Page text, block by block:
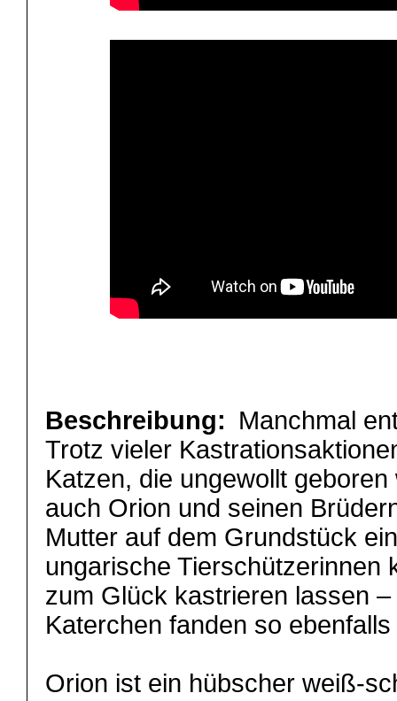
Beschreibung: Manchmal
Trotz vieler
Katzen, die ungewollt
auch Orion und seinen
Mutter auf dem Grundstück
ungarische Tierschützerinnen
zum Glück kastrieren lassen
Katerchen fanden so
Orion ist ein hübscher weiß-